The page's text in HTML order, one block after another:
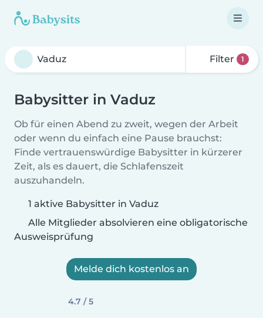
Filter 1
Babysitter in Vaduz
Ob für einen Abend zu zweit, wegen der Arbeit
oder wenn du einfach eine Pause brauchst:
Finde vertrauenswürdige Babysitter in kürzerer
Zeit, als es dauert, die Schlafenszeit
auszuhandeln.
1 aktive Babysitter in Vaduz
Alle Mitglieder absolvieren eine obligatorische
Ausweisprüfung
Melde dich kostenlos an
4.7 / 5